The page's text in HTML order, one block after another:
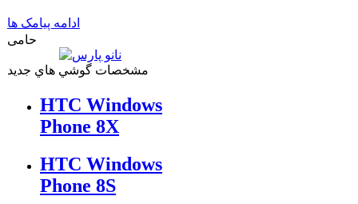
ادامه پیامک ها
حامی
مشخصات گوشي هاي جديد
HTC Windows
Phone 8X
HTC Windows
Phone 8S